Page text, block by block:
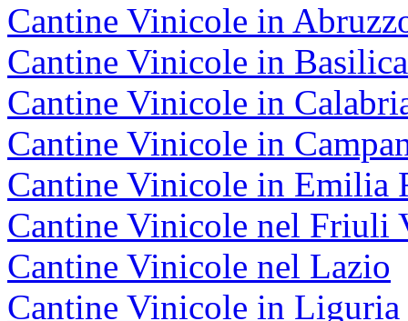
Cantine Vinicole in
Cantine Vinicole in
Cantine Vinicole in
Cantine Vinicole in
Cantine Vinicole in Emilia
Cantine Vinicole nel Friuli
Cantine Vinicole nel Lazio
Cantine Vinicole in Liguria